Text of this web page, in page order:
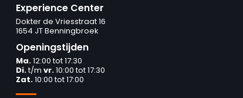
Experience Center
Dokter de Vriesstraat 16
1654 JT Benningbroek
Openingstijden
Ma.12:00 tot 17:30
Di.t/m vr.10:00 tot 17:30
Zat.10:00 tot 17:00